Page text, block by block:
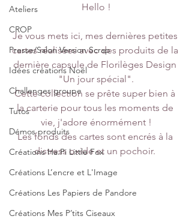
Ateliers
CROP
Presse/Salon Version Scrap
Idées créations Noël
Challenges groupe
Tutos
Démos produits
Créations Ha.Pi Little Fox
Créations L’encre et L'Image
Créations Les Papiers de Pandore
Créations Mes P’tits Ciseaux
Hello !
Je vous mets ici, mes dernières petites
cartes réalisées avec des produits de la
dernière capsule de Florilèges Design
"Un jour spécial".
Cette collection se prête super bien à
la carterie pour tous les moments de
vie, j'adore énormément !
Les fonds des cartes sont encrés à la
distress oxide et un pochoir.